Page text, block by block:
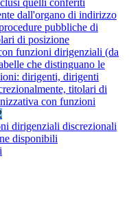
quelli conferiti
dall'organo di indirizzo
pubbliche di
di posizione
funzioni dirigenziali (da
che distinguano le
dirigenti, dirigenti
titolari di
con funzioni
dirigenziali discrezionali
disponibili